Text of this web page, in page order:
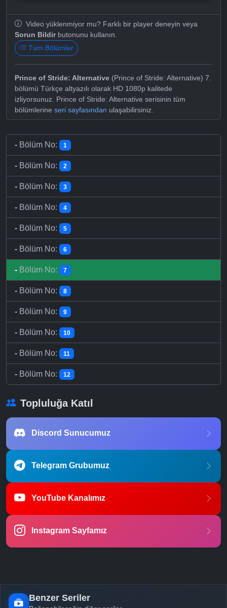
Video yüklenmiyor mu? Farklı bir player deneyin veya
Sorun Bildirbutonunu kullanın.
Tüm Bölümler
Prince of Stride: Alternative (Prince of Stride: Alternative) 7.
bölümü Türkçe altyazılı olarak HD 1080p kalitede
izliyorsunuz. Prince of Stride: Alternative serisinin tüm
bölümlerine seri sayfasından ulaşabilirsiniz.
- Bölüm No: 1
- Bölüm No: 2
- Bölüm No: 3
- Bölüm No: 4
- Bölüm No: 5
- Bölüm No: 6
- Bölüm No: 7
- Bölüm No: 8
- Bölüm No: 9
- Bölüm No: 10
- Bölüm No: 11
- Bölüm No: 12
Topluluğa Katıl
Discord Sunucumuz
Telegram Grubumuz
YouTube Kanalımız
Instagram Sayfamız
Benzer Seriler